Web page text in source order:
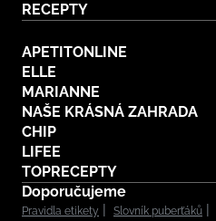
RECEPTY
APETITONLINE
ELLE
MARIANNE
NAŠE KRÁSNÁ ZAHRADA
CHIP
LIFEE
TOPRECEPTY
Doporučujeme
Pravidla etikety Slovník puberťáků